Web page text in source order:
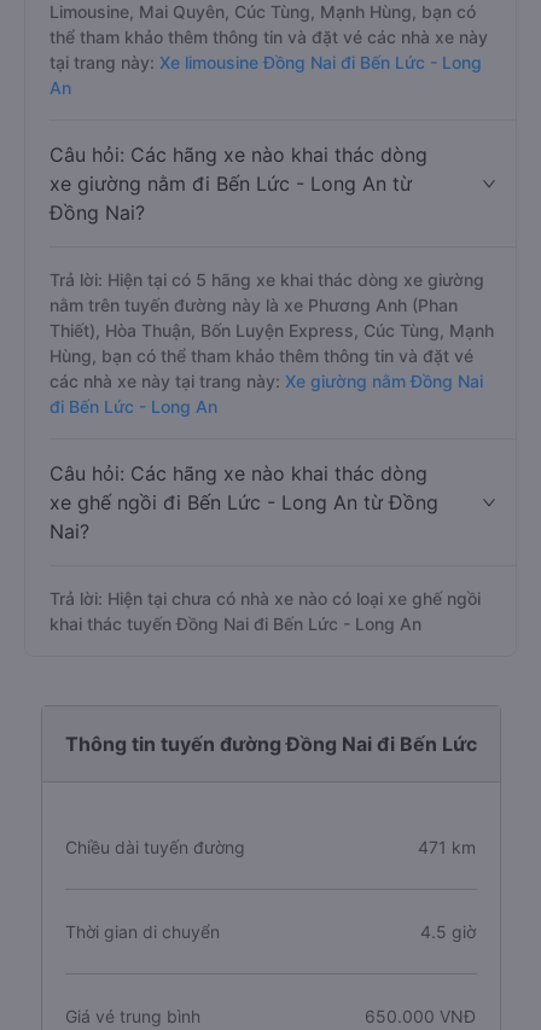
Limousine, Mai Quyên, Cúc Tùng, Mạnh Hùng, bạn có
thể tham khảo thêm thông tin và đặt vé các nhà xe này
tại trang này: Xe limousine Đồng Nai đi Bến Lức - Long
An
Câu hỏi: Các hãng xe nào khai thác dòng
xe giường nằm đi Bến Lức - Long An từ
Đồng Nai?
Trả lời: Hiện tại có 5 hãng xe khai thác dòng xe giường
nằm trên tuyến đường này là xe Phương Anh (Phan
Thiết), Hòa Thuận, Bốn Luyện Express, Cúc Tùng, Mạnh
Hùng, bạn có thể tham khảo thêm thông tin và đặt vé
các nhà xe này tại trang này: Xe giường nằm Đồng Nai
đi Bến Lức - Long An
Câu hỏi: Các hãng xe nào khai thác dòng
xe ghế ngồi đi Bến Lức - Long An từ Đồng
Nai?
Trả lời: Hiện tại chưa có nhà xe nào có loại xe ghế ngồi
khai thác tuyến Đồng Nai đi Bến Lức - Long An
Thông tin tuyến đường Đồng Nai đi Bến Lức
Chiều dài tuyến đường 471 km
Thời gian di chuyển 4.5 giờ
Giá vé trung bình 650.000 VNĐ